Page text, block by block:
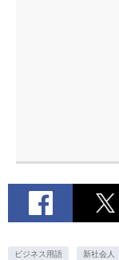
ビジネス用語 新社会人